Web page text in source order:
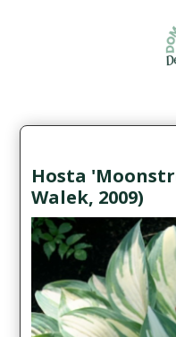
Hosta
Walek, 2009)